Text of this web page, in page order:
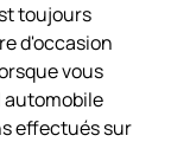
toujours
d'occasion
vous
automobile
effectués sur